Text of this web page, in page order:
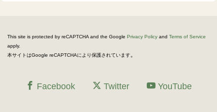
This site is protected by reCAPTCHA and the Google Privacy Policy and Terms of Service
apply.
本サイトはGoogle reCAPTCHAにより保護されています。
Facebook Twitter YouTube